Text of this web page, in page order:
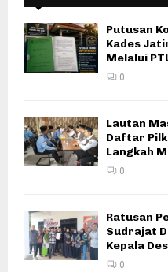
Putusan
Kades
Melalui
0
Lautan
Daftar
Langkah
0
Ratusan
Sudrajat
Kepala
0